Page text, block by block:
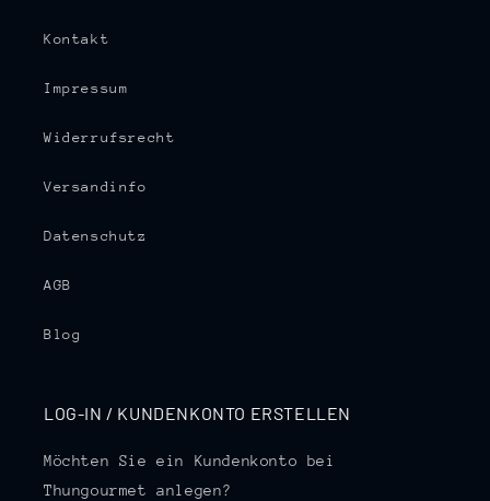
Kontakt
Impressum
Widerrufsrecht
Versandinfo
Datenschutz
AGB
Blog
LOG-IN / KUNDENKONTO ERSTELLEN
Möchten Sie ein Kundenkonto bei
Thungourmet anlegen?